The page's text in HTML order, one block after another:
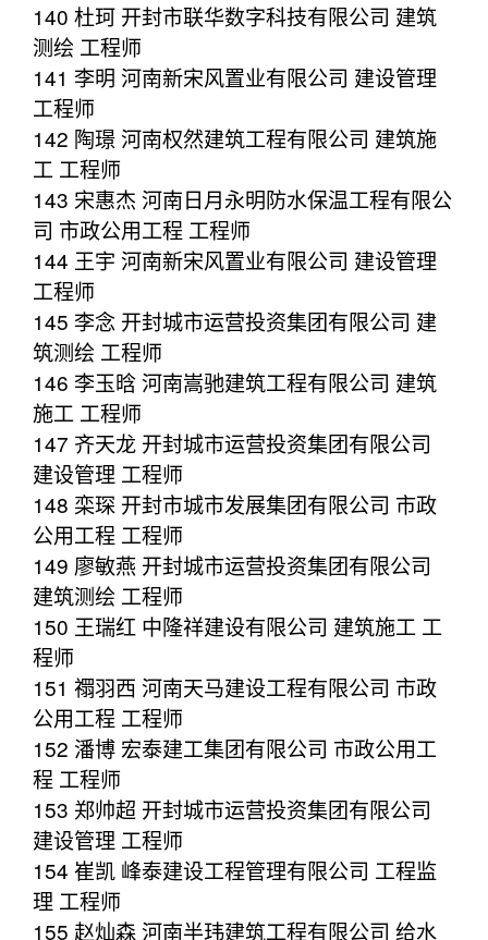
140 杜珂 开封市联华数字科技有限公司 建筑
测绘 工程师
141 李明 河南新宋风置业有限公司 建设管理
工程师
142 陶璟 河南权然建筑工程有限公司 建筑施
工 工程师
143 宋惠杰 河南日月永明防水保温工程有限公
司 市政公用工程 工程师
144 王宇 河南新宋风置业有限公司 建设管理
工程师
145 李念 开封城市运营投资集团有限公司 建
筑测绘 工程师
146 李玉晗 河南嵩驰建筑工程有限公司 建筑
施工 工程师
147 齐天龙 开封城市运营投资集团有限公司
建设管理 工程师
148 栾琛 开封市城市发展集团有限公司 市政
公用工程 工程师
149 廖敏燕 开封城市运营投资集团有限公司
建筑测绘 工程师
150 王瑞红 中隆祥建设有限公司 建筑施工 工
程师
151 禤羽西 河南天马建设工程有限公司 市政
公用工程 工程师
152 潘博 宏泰建工集团有限公司 市政公用工
程 工程师
153 郑帅超 开封城市运营投资集团有限公司
建设管理 工程师
154 崔凯 峰泰建设工程管理有限公司 工程监
理 工程师
155 赵灿森 河南半玮建筑工程有限公司 给水